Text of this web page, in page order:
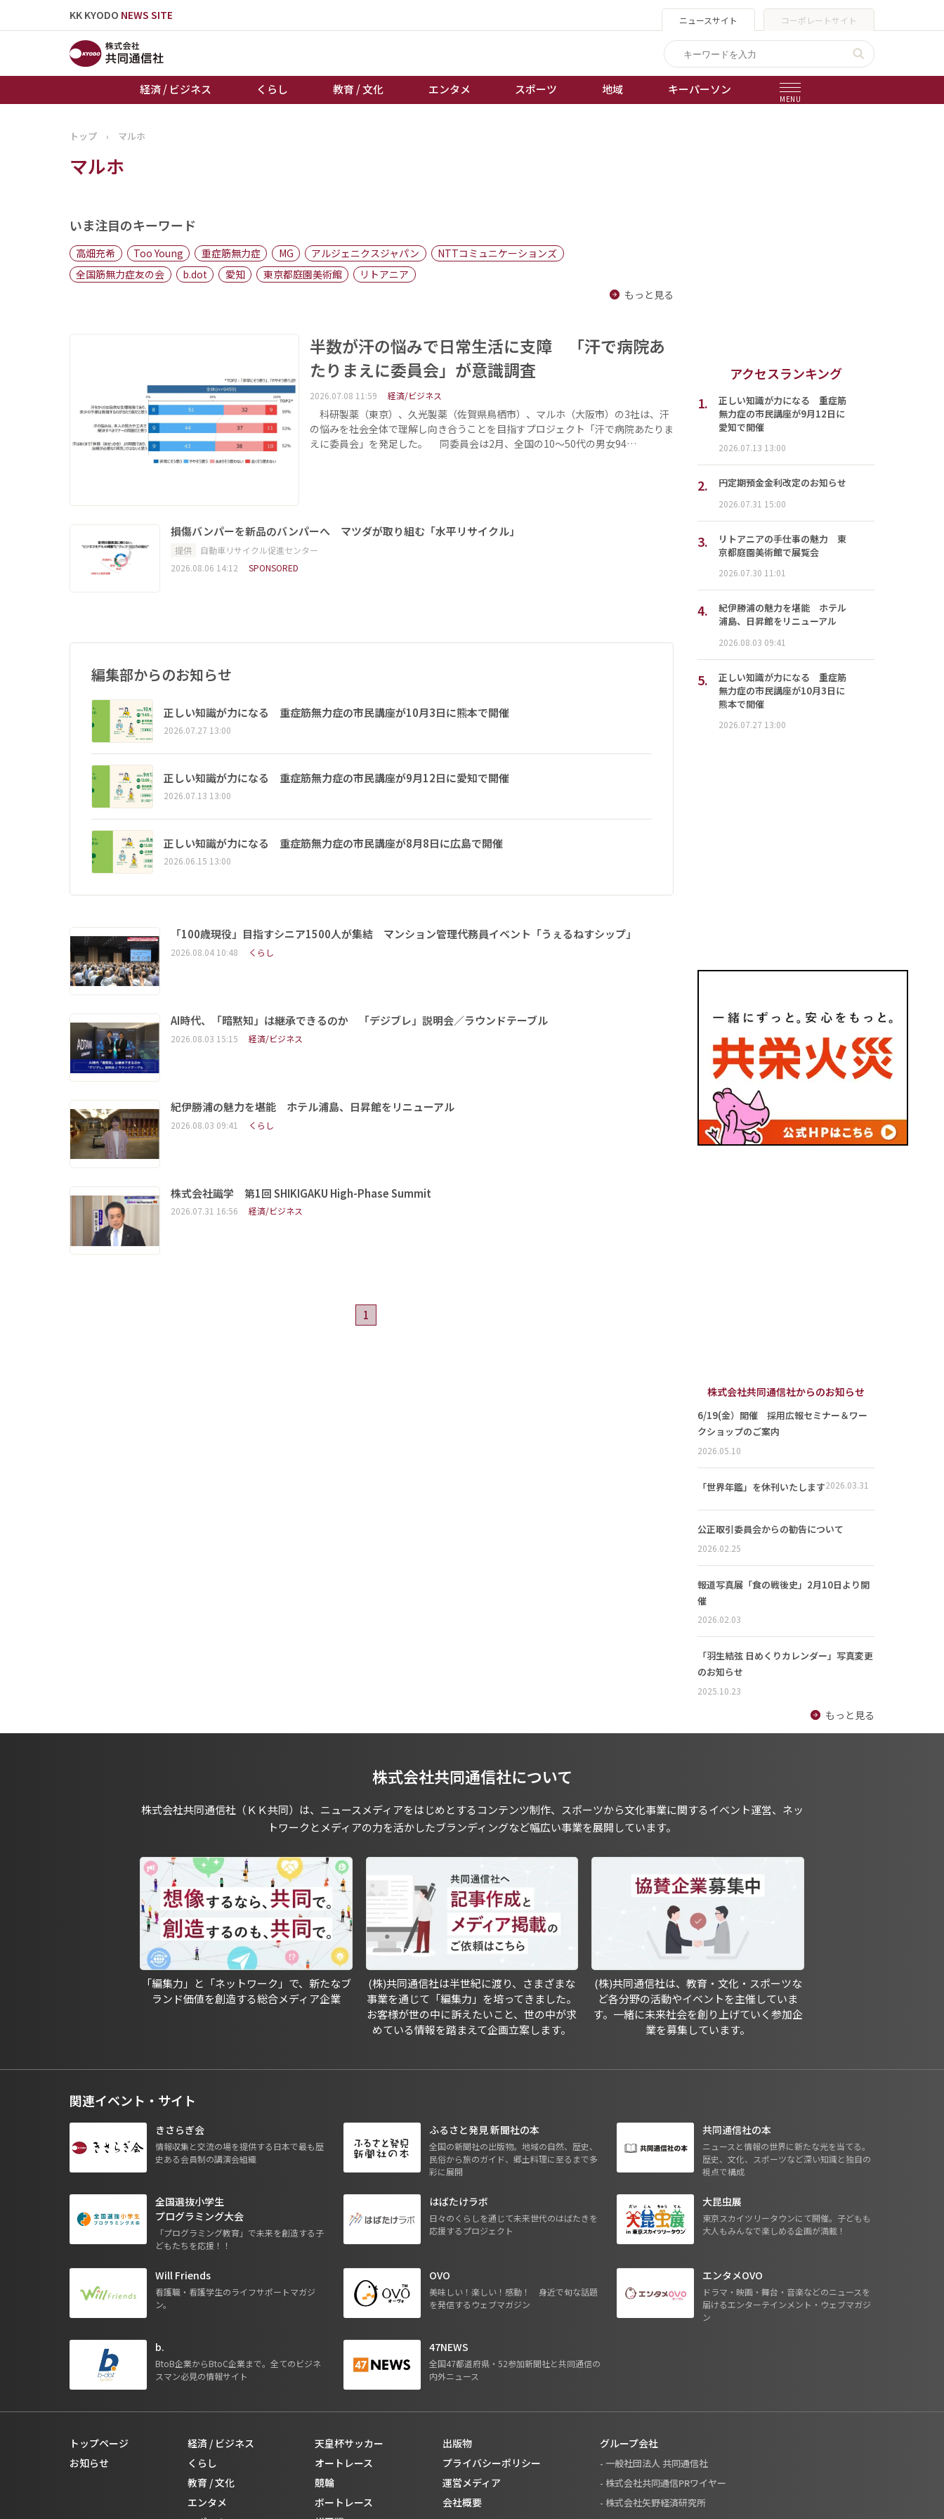
KK KYODO NEWS SITE ニュースサイト コーポレートサイト
経済 / ビジネス くらし 教育 / 文化 エンタメ スポーツ 地域 キーパーソン
MENU
トップページ
地域
キーパーソン
棋王戦
トップ › マルホ
マルホ
いま注目のキーワード
高畑充希 Too Young 重症筋無力症 MG アルジェニクスジャパン
NTTコミュニケーションズ
全国筋無力症友の会
b.dot 愛知 東京都庭園美術館
リトアニア
もっと見る
半数が汗の悩みで日常生活に支障 「汗で病院あ
たりまえに委員会」が意識調査
2026.07.08 11:59 経済/ビジネス
科研製薬（東京）、久光製薬（佐賀県鳥栖市）、マルホ（大阪市）の3社は、汗
の悩みを社会全体で理解し向き合うことを目指すプロジェクト「汗で病院あたりま
えに委員会」を発足した。 同委員会は2月、全国の10～50代の男女94…
損傷バンパーを新品のバンパーへ マツダが取り組む「水平リサイクル」
提供
自動車リサイクル促進センター
2026.08.06 14:12
SPONSORED
編集部からのお知らせ
正しい知識が力になる 重症筋無力症の市民講座が10月3日に熊本で開催
2026.07.27 13:00
正しい知識が力になる 重症筋無力症の市民講座が9月12日に愛知で開催
2026.07.13 13:00
正しい知識が力になる 重症筋無力症の市民講座が8月8日に広島で開催
2026.06.15 13:00
「100歳現役」目指すシニア1500人が集結 マンション管理代務員イベント「うぇるねすシップ」
2026.08.04 10:48 くらし
AI時代、「暗黙知」は継承できるのか 「デジブレ」説明会／ラウンドテーブル
2026.08.03 15:15 経済/ビジネス
紀伊勝浦の魅力を堪能 ホテル浦島、日昇館をリニューアル
2026.08.03 09:41 くらし
株式会社識学 第1回 SHIKIGAKU High-Phase Summit
2026.07.31 16:56 経済/ビジネス
1
アクセスランキング
1.
正しい知識が力になる 重症筋
無力症の市民講座が9月12日に
愛知で開催
2026.07.13 13:00
2. 円定期預金金利改定のお知らせ
2026.07.31 15:00
3.
リトアニアの手仕事の魅力 東
京都庭園美術館で展覧会
2026.07.30 11:01
4.
紀伊勝浦の魅力を堪能 ホテル
浦島、日昇館をリニューアル
2026.08.03 09:41
5.
正しい知識が力になる 重症筋
無力症の市民講座が10月3日に
熊本で開催
2026.07.27 13:00
株式会社共同通信社からのお知らせ
6/19(金）開催 採用広報セミナー＆ワー
クショップのご案内
2026.05.10
「世界年鑑」を休刊いたします2026.03.31
公正取引委員会からの勧告について
2026.02.25
報道写真展「食の戦後史」2月10日より開
催
2026.02.03
「羽生結弦 日めくりカレンダー」写真変更
のお知らせ
2025.10.23
もっと見る
株式会社共同通信社について
株式会社共同通信社（ＫＫ共同）は、ニュースメディアをはじめとするコンテンツ制作、スポーツから文化事業に関するイベント運営、ネッ
トワークとメディアの力を活かしたブランディングなど幅広い事業を展開しています。
「編集力」と「ネットワーク」で、新たなブ
ランド価値を創造する総合メディア企業
(株)共同通信社は半世紀に渡り、さまざまな
事業を通じて「編集力」を培ってきました。
お客様が世の中に訴えたいこと、世の中が求
めている情報を踏まえて企画立案します。
(株)共同通信社は、教育・文化・スポーツな
ど各分野の活動やイベントを主催していま
す。一緒に未来社会を創り上げていく参加企
業を募集しています。
関連イベント・サイト
きさらぎ会
情報収集と交流の場を提供する日本で最も歴
史ある会員制の講演会組織
ふるさと発見 新聞社の本
全国の新聞社の出版物。地域の自然、歴史、
民俗から旅のガイド、郷土料理に至るまで多
彩に展開
共同通信社の本
ニュースと情報の世界に新たな光を当てる。
歴史、文化、スポーツなど深い知識と独自の
視点で構成
全国選抜小学生
プログラミング大会
「プログラミング教育」で未来を創造する子
どもたちを応援！！
はばたけラボ
日々のくらしを通じて未来世代のはばたきを
応援するプロジェクト
大昆虫展
東京スカイツリータウンにて開催。子どもも
大人もみんなで楽しめる企画が満載！
Will Friends
看護職・看護学生のライフサポートマガジ
ン。
OVO
美味しい！楽しい！感動！ 身近で旬な話題
を発信するウェブマガジン
エンタメOVO
ドラマ・映画・舞台・音楽などのニュースを
届けるエンターテインメント・ウェブマガジ
ン
b.
BtoB企業からBtoC企業まで。全てのビジネ
スマン必見の情報サイト
47NEWS
全国47都道府県・52参加新聞社と共同通信の
内外ニュース
トップページ
お知らせ
経済 / ビジネス
くらし
教育 / 文化
エンタメ
天皇杯サッカー
オートレース
競輪
ボートレース
出版物
プライバシーポリシー
運営メディア
会社概要
グループ会社
- 一般社団法人 共同通信社
- 株式会社共同通信PRワイヤー
- 株式会社矢野経済研究所